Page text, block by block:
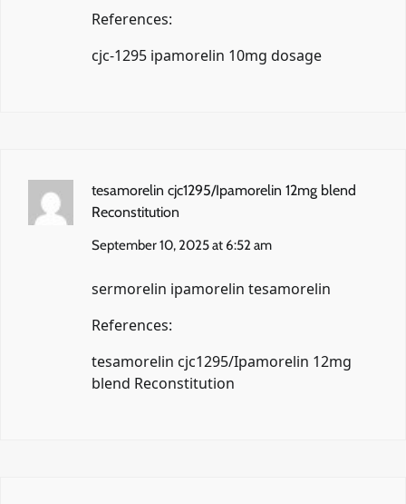
References:
cjc-1295 ipamorelin 10mg dosage
tesamorelin cjc1295/Ipamorelin 12mg blend
Reconstitution
September 10, 2025 at 6:52 am
sermorelin ipamorelin tesamorelin
References:
tesamorelin cjc1295/Ipamorelin 12mg
blend Reconstitution